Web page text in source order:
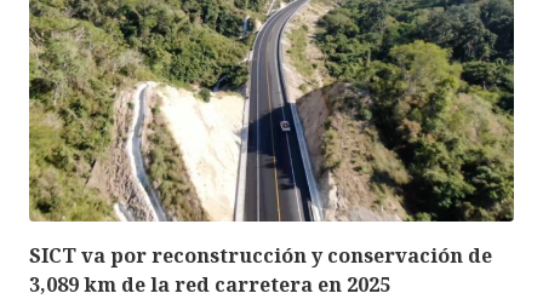
SICT va por reconstrucción y conservación de
3,089 km de la red carretera en 2025